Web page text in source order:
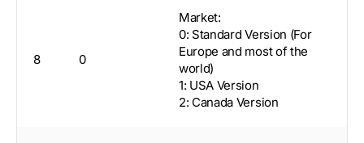
8 0
Market:
0: Standard Version (For
Europe and most of the
world)
1: USA Version
2: Canada Version